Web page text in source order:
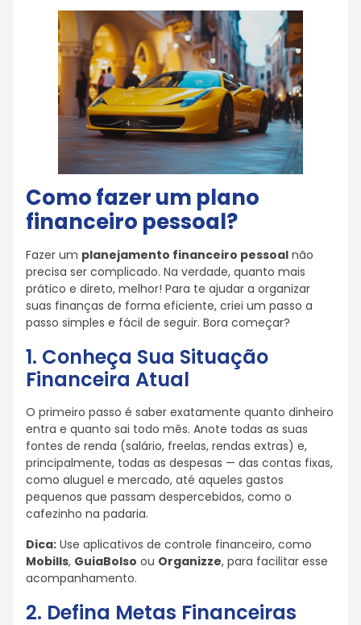
Como fazer um plano
financeiro pessoal?
Fazer um planejamento financeiro pessoal não
precisa ser complicado. Na verdade, quanto mais
prático e direto, melhor! Para te ajudar a organizar
suas finanças de forma eficiente, criei um passo a
passo simples e fácil de seguir. Bora começar?
1. Conheça Sua Situação
Financeira Atual
O primeiro passo é saber exatamente quanto dinheiro
entra e quanto sai todo mês. Anote todas as suas
fontes de renda (salário, freelas, rendas extras) e,
principalmente, todas as despesas — das contas fixas,
como aluguel e mercado, até aqueles gastos
pequenos que passam despercebidos, como o
cafezinho na padaria.
Dica: Use aplicativos de controle financeiro, como
Mobills, GuiaBolso ou Organizze, para facilitar esse
acompanhamento.
2. Defina Metas Financeiras